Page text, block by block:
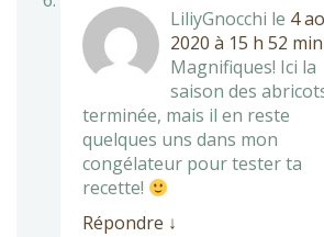
LiliyGnocchi le 4
2020 à 15 h 52 min
Magnifiques! Ici la
saison des
terminée, mais il en reste
quelques uns dans mon
congélateur pour tester ta
recette!
Répondre ↓